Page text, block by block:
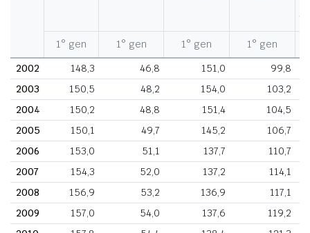
1° gen 1° gen 1° gen 1° gen
2002
148,3 46,8 151,0
99,8
2003
150,5 48,2 154,0
103,2
2004
150,2 48,8 151,4
104,5
2005
150,1 49,7 145,2
106,7
2006
153,0 51,1 137,7
110,7
2007
154,3 52,0 137,2
114,1
2008
156,9 53,2 136,9
117,1
2009
157,0 54,0 137,6
119,2